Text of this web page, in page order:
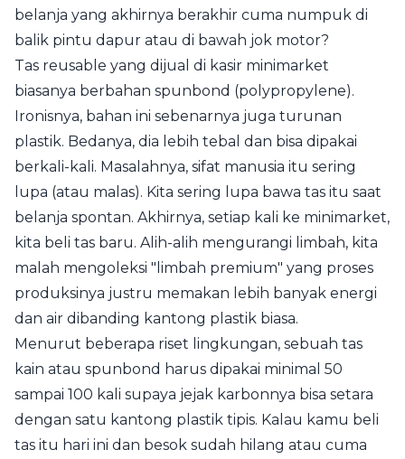
belanja yang akhirnya berakhir cuma numpuk di
balik pintu dapur atau di bawah jok motor?
Tas reusable yang dijual di kasir minimarket
biasanya berbahan spunbond (polypropylene).
Ironisnya, bahan ini sebenarnya juga turunan
plastik. Bedanya, dia lebih tebal dan bisa dipakai
berkali-kali. Masalahnya, sifat manusia itu sering
lupa (atau malas). Kita sering lupa bawa tas itu saat
belanja spontan. Akhirnya, setiap kali ke minimarket,
kita beli tas baru. Alih-alih mengurangi limbah, kita
malah mengoleksi "limbah premium" yang proses
produksinya justru memakan lebih banyak energi
dan air dibanding kantong plastik biasa.
Menurut beberapa riset lingkungan, sebuah tas
kain atau spunbond harus dipakai minimal 50
sampai 100 kali supaya jejak karbonnya bisa setara
dengan satu kantong plastik tipis. Kalau kamu beli
tas itu hari ini dan besok sudah hilang atau cuma